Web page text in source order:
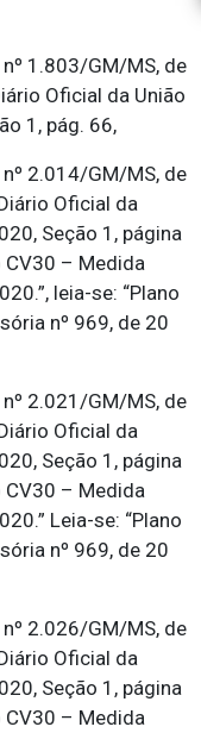
1.803/GM/MS, de
Oficial da União
1, pág. 66,
2.014/GM/MS, de
Oficial da
Seção 1, página
CV30 – Medida
leia-se: “Plano
nº 969, de 20
2.021/GM/MS, de
Oficial da
Seção 1, página
CV30 – Medida
Leia-se: “Plano
nº 969, de 20
2.026/GM/MS, de
Oficial da
Seção 1, página
CV30 – Medida